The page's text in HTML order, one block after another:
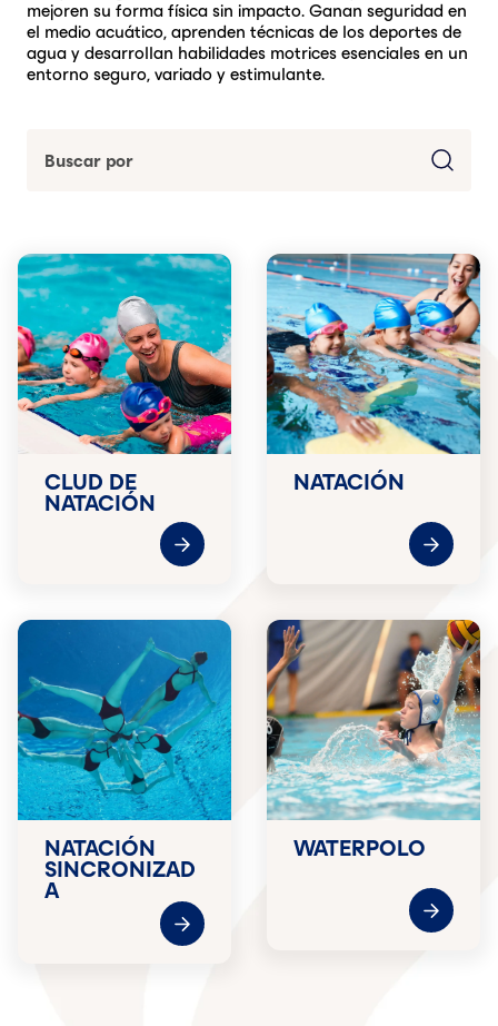
mejoren su forma física sin impacto. Ganan seguridad en
el medio acuático, aprenden técnicas de los deportes de
agua y desarrollan habilidades motrices esenciales en un
entorno seguro, variado y estimulante.
CLUD DE
NATACIÓN
NATACIÓN
NATACIÓN
SINCRONIZAD
A
WATERPOLO